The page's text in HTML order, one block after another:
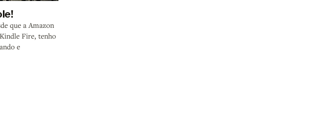
que a Amazon
Fire, tenho
e